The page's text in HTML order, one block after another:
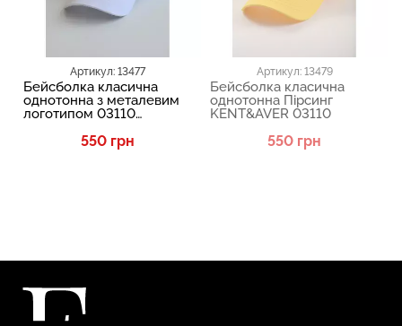
Артикул: 13477
Бейсболка класична
однотонна з металевим
логотипом 03110
550 грн
Артикул: 13479
Бейсболка класична
однотонна Пірсинг
KENT&AVER 03110
550 грн